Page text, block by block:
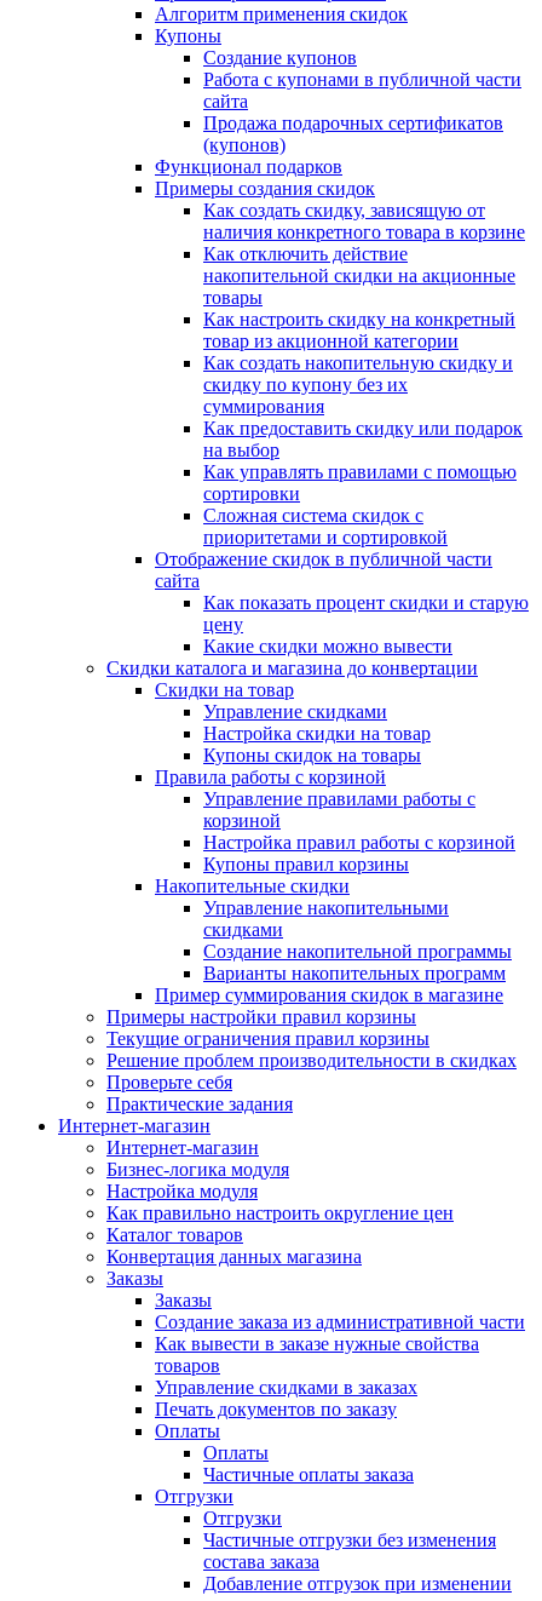
Алгоритм применения скидок
Купоны
Создание купонов
Работа с купонами в публичной части
сайта
Продажа подарочных сертификатов
(купонов)
Функционал подарков
Примеры создания скидок
Как создать скидку, зависящую от
наличия конкретного товара в корзине
Как отключить действие
накопительной скидки на акционные
товары
Как настроить скидку на конкретный
товар из акционной категории
Как создать накопительную скидку и
скидку по купону без их
суммирования
Как предоставить скидку или подарок
на выбор
Как управлять правилами с помощью
сортировки
Сложная система скидок с
приоритетами и сортировкой
Отображение скидок в публичной части
сайта
Как показать процент скидки и старую
цену
Какие скидки можно вывести
Скидки каталога и магазина до конвертации
Скидки на товар
Управление скидками
Настройка скидки на товар
Купоны скидок на товары
Правила работы с корзиной
Управление правилами работы с
корзиной
Настройка правил работы с корзиной
Купоны правил корзины
Накопительные скидки
Управление накопительными
скидками
Создание накопительной программы
Варианты накопительных программ
Пример суммирования скидок в магазине
Примеры настройки правил корзины
Текущие ограничения правил корзины
Решение проблем производительности в скидках
Проверьте себя
Практические задания
Интернет-магазин
Интернет-магазин
Бизнес-логика модуля
Настройка модуля
Как правильно настроить округление цен
Каталог товаров
Конвертация данных магазина
Заказы
Заказы
Создание заказа из административной части
Как вывести в заказе нужные свойства
товаров
Управление скидками в заказах
Печать документов по заказу
Оплаты
Оплаты
Частичные оплаты заказа
Отгрузки
Отгрузки
Частичные отгрузки без изменения
состава заказа
Добавление отгрузок при изменении